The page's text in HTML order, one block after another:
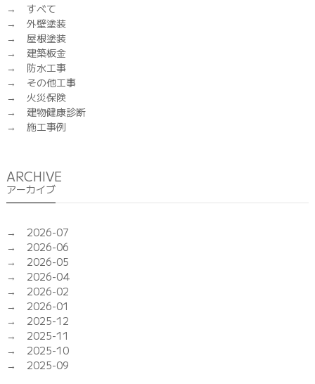
すべて
外壁塗装
屋根塗装
建築板金
防水工事
その他工事
火災保険
建物健康診断
施工事例
ARCHIVE
アーカイブ
2026-07
2026-06
2026-05
2026-04
2026-02
2026-01
2025-12
2025-11
2025-10
2025-09